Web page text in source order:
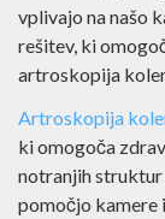
vplivajo na našo
rešitev, ki
artroskopija
Artroskopija
ki omogoča
notranjih struktur
pomočjo kamere